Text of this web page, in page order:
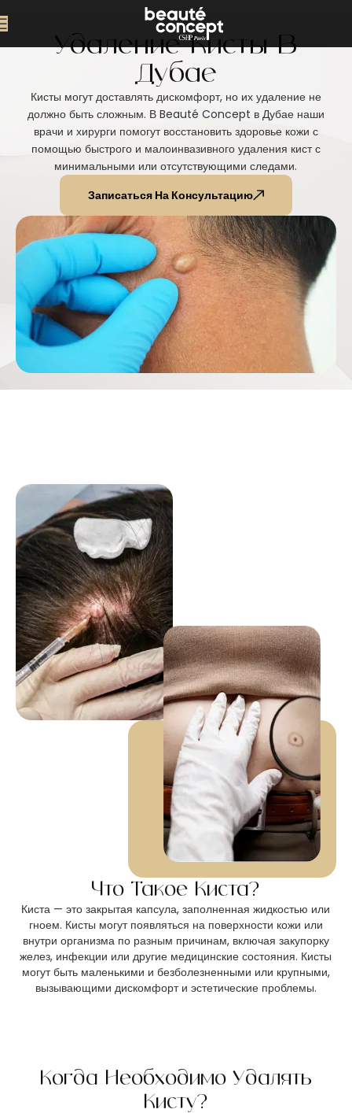
Удаление Кисты В
Дубае
Кисты могут доставлять дискомфорт, но их удаление не
должно быть сложным. В Beauté Concept в Дубае наши
врачи и хирурги помогут восстановить здоровье кожи с
помощью быстрого и малоинвазивного удаления кист с
минимальными или отсутствующими следами.
Записаться На Консультацию
Что Такое Киста?
Киста — это закрытая капсула, заполненная жидкостью или
гноем. Кисты могут появляться на поверхности кожи или
внутри организма по разным причинам, включая закупорку
желез, инфекции или другие медицинские состояния. Кисты
могут быть маленькими и безболезненными или крупными,
вызывающими дискомфорт и эстетические проблемы.
Когда Необходимо Удалять
Кисту?